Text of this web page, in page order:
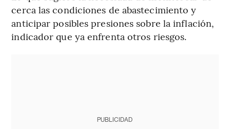
cerca las condiciones de abastecimiento y
anticipar posibles presiones sobre la inflación,
indicador que ya enfrenta otros riesgos.
PUBLICIDAD